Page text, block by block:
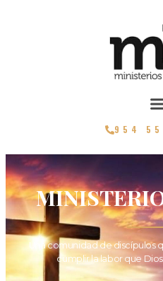
954
Una comunidad de discípulos
cumplir la labor que